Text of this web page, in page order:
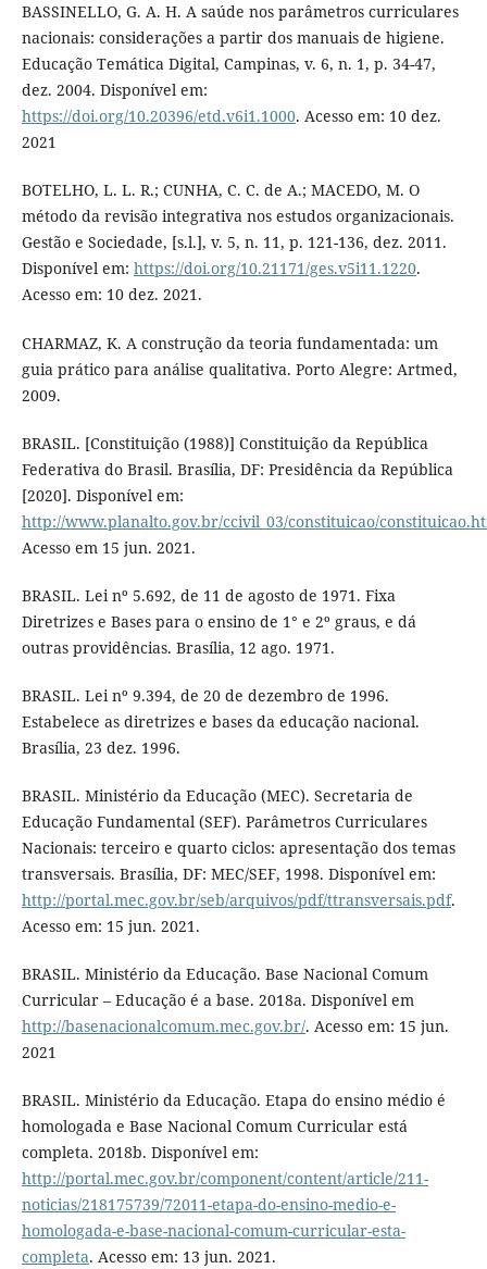
BASSINELLO, G. A. H. A saúde nos parâmetros curriculares
nacionais: considerações a partir dos manuais de higiene.
Educação Temática Digital, Campinas, v. 6, n. 1, p. 34-47,
dez. 2004. Disponível em:
https://doi.org/10.20396/etd.v6i1.1000. Acesso em: 10 dez.
2021
BOTELHO, L. L. R.; CUNHA, C. C. de A.; MACEDO, M. O
método da revisão integrativa nos estudos organizacionais.
Gestão e Sociedade, [s.l.], v. 5, n. 11, p. 121-136, dez. 2011.
Disponível em: https://doi.org/10.21171/ges.v5i11.1220.
Acesso em: 10 dez. 2021.
CHARMAZ, K. A construção da teoria fundamentada: um
guia prático para análise qualitativa. Porto Alegre: Artmed,
2009.
BRASIL. [Constituição (1988)] Constituição da República
Federativa do Brasil. Brasília, DF: Presidência da República
[2020]. Disponível em:
http://www.planalto.gov.br/ccivil_03/constituicao/
Acesso em 15 jun. 2021.
BRASIL. Lei nº 5.692, de 11 de agosto de 1971. Fixa
Diretrizes e Bases para o ensino de 1° e 2º graus, e dá
outras providências. Brasília, 12 ago. 1971.
BRASIL. Lei nº 9.394, de 20 de dezembro de 1996.
Estabelece as diretrizes e bases da educação nacional.
Brasília, 23 dez. 1996.
BRASIL. Ministério da Educação (MEC). Secretaria de
Educação Fundamental (SEF). Parâmetros Curriculares
Nacionais: terceiro e quarto ciclos: apresentação dos temas
transversais. Brasília, DF: MEC/SEF, 1998. Disponível em:
http://portal.mec.gov.br/seb/arquivos/pdf/ttransversais.pdf.
Acesso em: 15 jun. 2021.
BRASIL. Ministério da Educação. Base Nacional Comum
Curricular – Educação é a base. 2018a. Disponível em
http://basenacionalcomum.mec.gov.br/. Acesso em: 15 jun.
2021
BRASIL. Ministério da Educação. Etapa do ensino médio é
homologada e Base Nacional Comum Curricular está
completa. 2018b. Disponível em:
http://portal.mec.gov.br/component/content/article/211-
noticias/218175739/72011-etapa-do-ensino-medio-e-
homologada-e-base-nacional-comum-curricular-esta-
completa. Acesso em: 13 jun. 2021.